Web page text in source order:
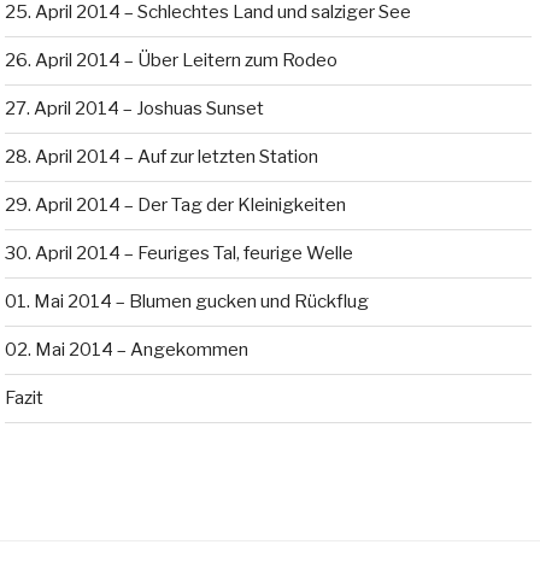
25. April 2014 – Schlechtes Land und salziger See
26. April 2014 – Über Leitern zum Rodeo
27. April 2014 – Joshuas Sunset
28. April 2014 – Auf zur letzten Station
29. April 2014 – Der Tag der Kleinigkeiten
30. April 2014 – Feuriges Tal, feurige Welle
01. Mai 2014 – Blumen gucken und Rückflug
02. Mai 2014 – Angekommen
Fazit